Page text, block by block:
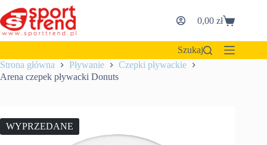
do
treści
Koszyk
0,00zł
Szukaj
Strona główna
Pływanie
Czepki pływackie
Arena czepek pływacki Donuts
WYPRZEDANE